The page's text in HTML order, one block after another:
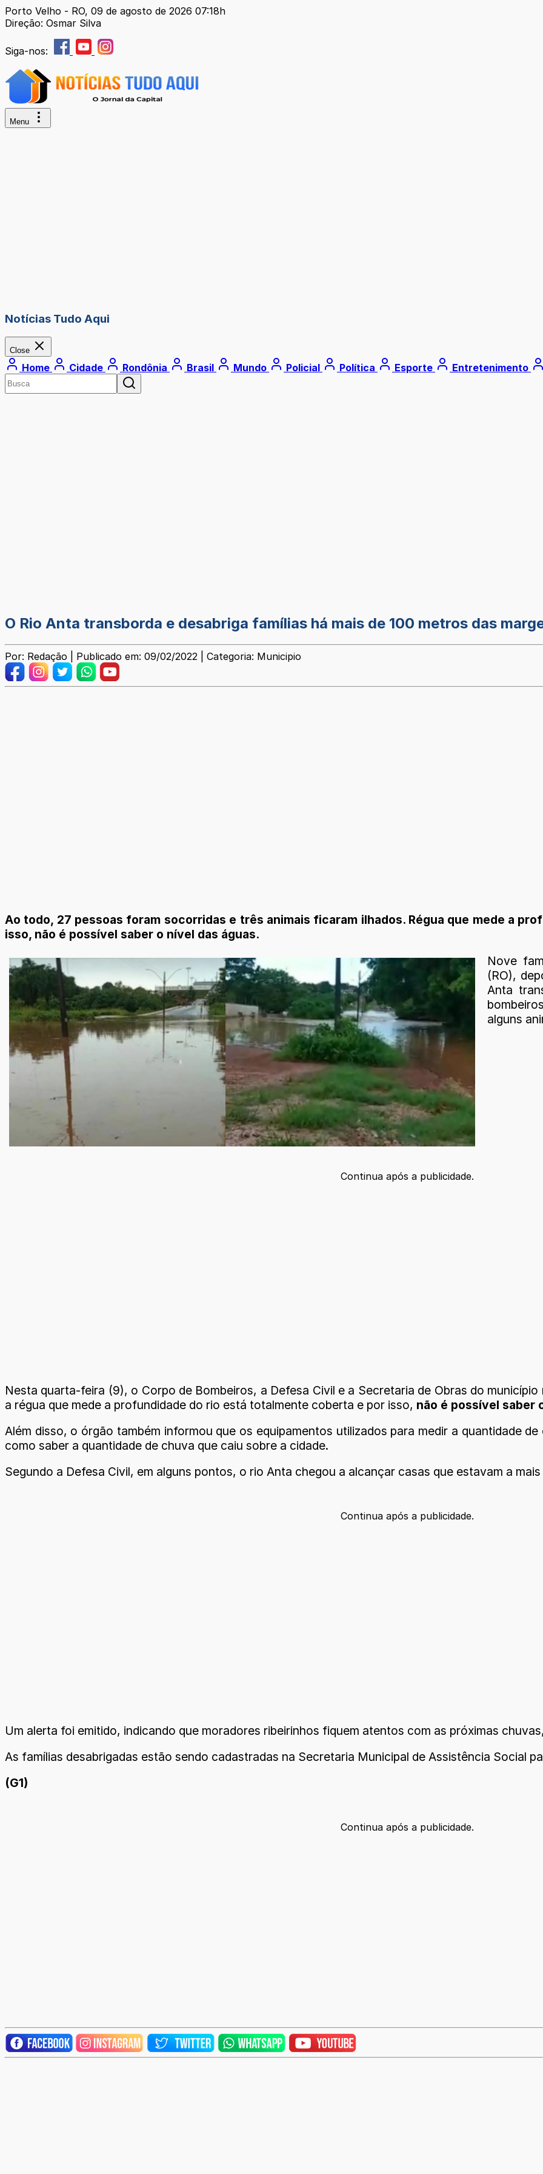
Porto Velho - RO, 09 de agosto de 2026 07:18h
Direção: Osmar Silva
Siga-nos:
Menu
Notícias Tudo Aqui
Close
Home Cidade Rondônia Brasil Mundo Policial Política Esporte Entretenimento
O Rio Anta transborda e desabriga famílias há mais de 100 metros das
Por: Redação | Publicado em: 09/02/2022 | Categoria: Municipio
Ao todo, 27 pessoas foram socorridas e três animais ficaram ilhados. Régua que mede a
isso, não é possível saber o nível das águas.
Nove
(RO),
Anta
alguns
Continua após a publicidade.
Nesta quarta-feira (9), o Corpo de Bombeiros, a Defesa Civil e a Secretaria de Obras do
a régua que mede a profundidade do rio está totalmente coberta e por isso, não é possível saber
Além disso, o órgão também informou que os equipamentos utilizados para medir a quantidade
como saber a quantidade de chuva que caiu sobre a cidade.
Segundo a Defesa Civil, em alguns pontos, o rio Anta chegou a alcançar casas que estavam a
Continua após a publicidade.
Um alerta foi emitido, indicando que moradores ribeirinhos fiquem atentos com as próximas
As famílias desabrigadas estão sendo cadastradas na Secretaria Municipal de Assistência Social
(G1)
Continua após a publicidade.